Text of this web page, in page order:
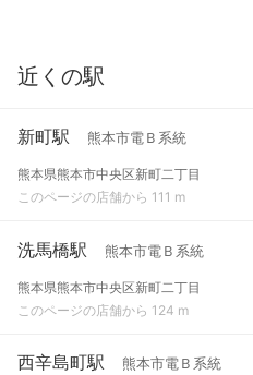
近くの駅
新町駅 熊本市電Ｂ系統
熊本県熊本市中央区新町二丁目
このページの店舗から 111 m
洗馬橋駅 熊本市電Ｂ系統
熊本県熊本市中央区新町二丁目
このページの店舗から 124 m
西辛島町駅 熊本市電Ｂ系統